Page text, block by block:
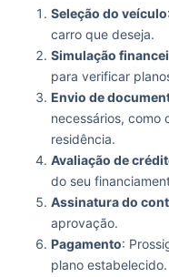
Seleção do veículo
carro que deseja.
Simulação
para verificar
Envio de
necessários, como
residência.
Avaliação de
do seu
Assinatura do
aprovação.
Pagamento:
plano estabelecido.